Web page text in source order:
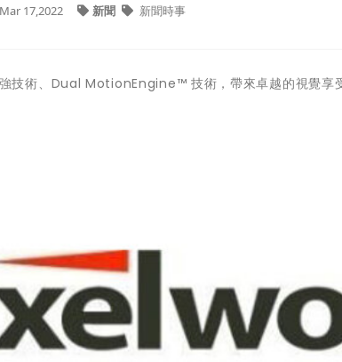
Mar 17,2022 新聞 新聞時事
強技術、Dual MotionEngine™ 技術，帶來卓越的視覺享